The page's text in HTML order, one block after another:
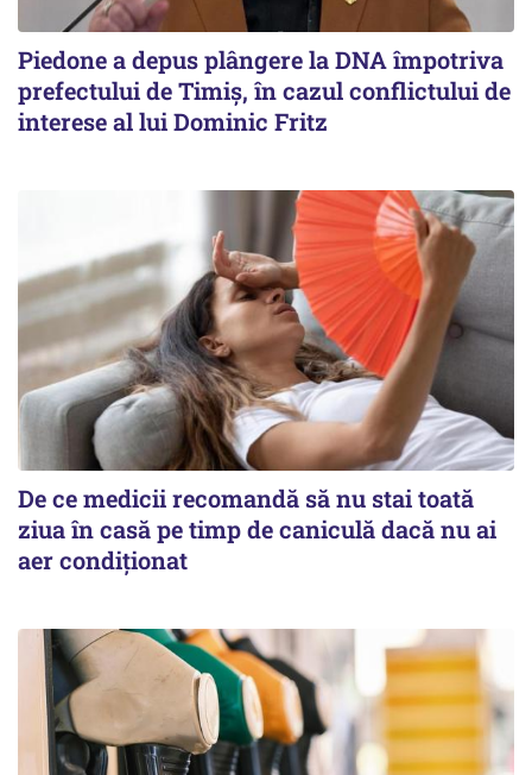
Piedone a depus plângere la DNA împotriva
prefectului de Timiș, în cazul conflictului de
interese al lui Dominic Fritz
De ce medicii recomandă să nu stai toată
ziua în casă pe timp de caniculă dacă nu ai
aer condiționat